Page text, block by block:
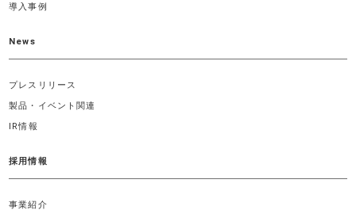
導入事例
News
プレスリリース
製品・イベント関連
IR情報
採用情報
事業紹介